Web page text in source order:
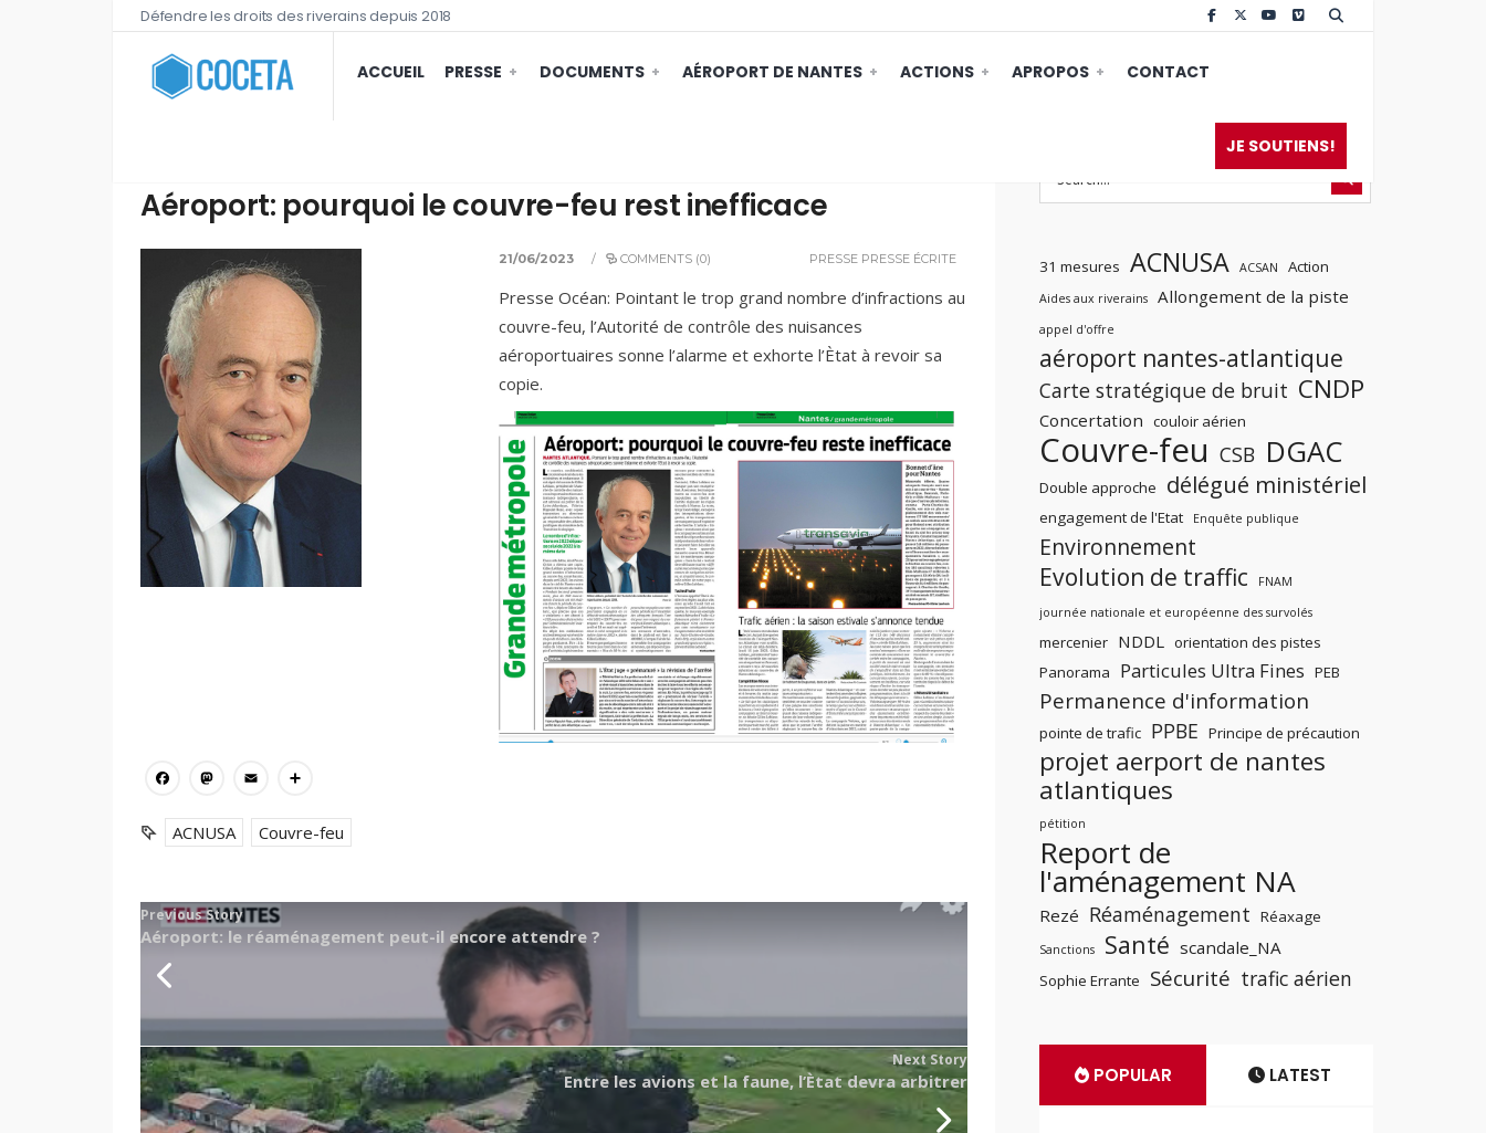
Défendre les droits des riverains depuis 2018
ACCUEIL PRESSE DOCUMENTS AÉROPORT DE NANTES ACTIONS APROPOS CONTACT
JE SOUTIENS!
Aéroport: pourquoi le couvre-feu rest inefficace
21/06/2023 / COMMENTS (0) PRESSE PRESSE ÉCRITE
Presse Océan: Pointant le trop grand nombre d’infractions au
couvre-feu, l’Autorité de contrôle des nuisances
aéroportuaires sonne l’alarme et exhorte l’Ètat à revoir sa
copie.
Facebook
Mastodon
Email
ACNUSA Couvre-feu
Previous Story
Aéroport: le réaménagement peut-il encore attendre ?
Next Story
Entre les avions et la faune, l’Ètat devra arbitrer
31 mesures ACNUSA ACSAN Action
Aides aux riverains Allongement de la piste
appel d'offre
aéroport nantes-atlantique
Carte stratégique de bruit CNDP
Concertation couloir aérien
Couvre-feu CSB DGAC
Double approche délégué ministériel
engagement de l'Etat Enquête publique
Environnement
Evolution de traffic
FNAM
journée nationale et européenne des survolés
mercenier NDDL orientation des pistes
Panorama
Particules Ultra Fines PEB
Permanence d'information
pointe de trafic PPBE Principe de précaution
projet aerport de nantes
atlantiques
pétition
Report de
l'aménagement NA
Rezé Réaménagement Réaxage
Sanctions Santé scandale_NA
Sophie Errante Sécurité trafic aérien
POPULAR LATEST